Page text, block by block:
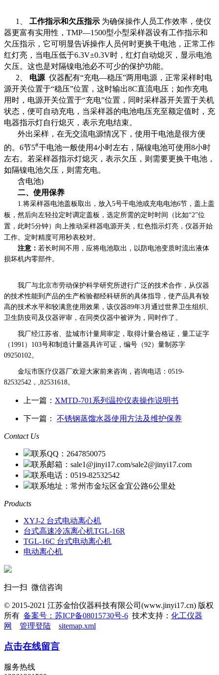
1、 工作指示和欠压指示 为确保操作人员工作效率，使仪
器更富有实用性， TMP—1500型小型采样器设有工作指示和
欠压指示，它可明显告诉操作人员何时更换干电池，正常工作
红灯亮，当电压低于6.3V±0.3V时，红灯自动熄灭，显示电池
欠压。这也是对隔镍电池必不可少的保护功能。
2、
电源 仪器配有“充电—稳压”两用电源，正常采样时电
源开关位置于“稳压”位置，这时输出8C直流电压；如作充电
用时，电源开关位置于“充电”位置，同时采样器开关置于关机
状态，便可自动充电，当采样器的电池电压充至额定值时，充
电器指示灯自行熄灭，表示充电结束。
外出采样，在无交流电源情况下，使用干电池是很方便
的。 6节5#干电池一般使用4小时左右，隔镍电池可使用8小时
左右。若采样器指示灯熄灭，表示欠压，则需要更换干电池，
如隔镍电池欠压，则需充电。
含电池)
二、使用保养
1. 将采样器电池盖板取出，放入 5号干电池或充电电池6节，盖上盖
板，然后向左轻拉定时调定盖板，选定所需的定时时间（比如“2”位
置，此时5分钟）向上推动采样器电源开关，红色指示灯亮，仪器开始
工作。定时精度可用秒表校对。
注意：若长时间不用，应将电池取出，以防电池变质时流出液体
损坏机内零部件。
我厂与北京市劳动保护科学研究所进行广泛的技术合作，从仪器
的技术性能到产品的生产检验都经科研所的具体指导，使产品具有较
高的技术水平和较满意使用效果，该仪器89年3 月通过世界卫生组织、
卫生防疫司及仪器评审，在同类仪器中被评为，同时作了。
我厂经江苏省、盐城市计量局审定，取得计量合格证，量工证字
（ 1991 ） 103号和制造计量器具许可证，编号（92 ）量制苏字
09250102 。
金坛市医疗仪器厂欢迎大家前来咨询，咨询电话：0519-
82532542，,82531618。
上一篇： XMTD-701系列温控仪表操作说明书
下一篇： 不锈钢蒸馏水器使用方法及维护保养
Contact Us
联系QQ：2647850075
联系邮箱：sale1@jinyi17.com/sale2@jinyi17.com
联系电话：0519-82532542
联系地址：常州市金坛区金宜公路6公里处
Products
XYJ-2 台式电动离心机
台式高速冷冻离心机TGL-16R
TGL-16C 台式电动离心机
电动离心机
扫一扫 微信咨询
© 2015-2021 江苏金怡仪器科技有限公司(www.jinyi17.cn) 版权
所有 备案号：苏ICP备08015730号-6 技术支持： 化工仪器
网
管理登陆 sitemap.xml
点击在线留言
服务热线